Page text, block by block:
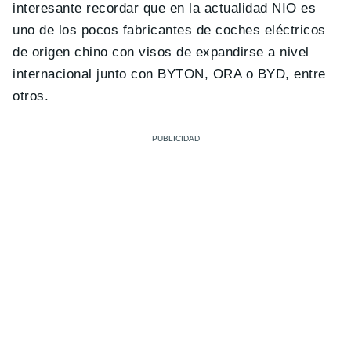
interesante recordar que en la actualidad NIO es
uno de los pocos fabricantes de coches eléctricos
de origen chino con visos de expandirse a nivel
internacional junto con BYTON, ORA o BYD, entre
otros.